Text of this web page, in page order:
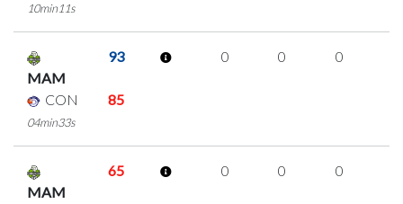
10min11s
MAM
93
CON 85
04min33s
0 0 0
MAM
65 0 0 0